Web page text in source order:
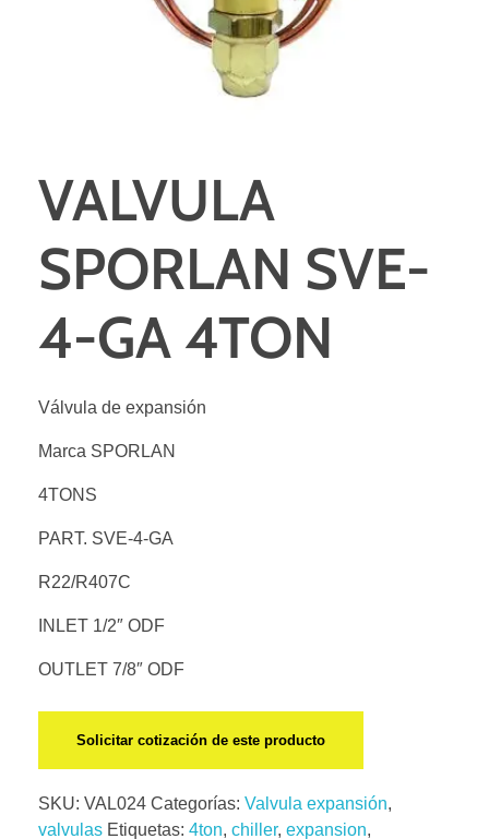
VALVULA
SPORLAN SVE-
4-GA 4TON
Válvula de expansión
Marca SPORLAN
4TONS
PART. SVE-4-GA
R22/R407C
INLET 1/2″ ODF
OUTLET 7/8″ ODF
Solicitar cotización de este producto
SKU: VAL024 Categorías: Valvula expansión,
valvulas Etiquetas: 4ton, chiller, expansion,